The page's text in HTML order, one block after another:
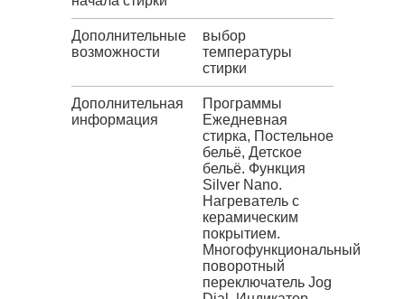
Дополнительные
возможности
выбор
температуры
стирки
Дополнительная
информация
Программы
Ежедневная
стирка, Постельное
бельё, Детское
бельё. Функция
Silver Nano.
Нагреватель с
керамическим
покрытием.
Многофункциональный
поворотный
переключатель Jog